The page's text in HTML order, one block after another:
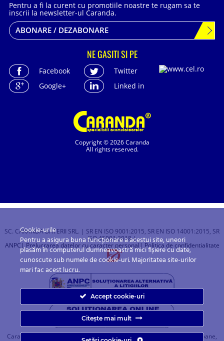
Copyright © 2026 Caranda
All rights reserved.
Pentru a fi la curent cu promotiile noastre te rugam sa te
inscrii la newsletter-ul Caranda.
ABONARE / DEZABONARE
NE GASITI SI PE
Facebook
Twitter
Google+
Linked in
SC. CARANDA BATERII SRL. | SR EN ISO 9001:2015, SR EN ISO 14001:2015, SR
ISO 45001:2018 |
ANPC | Prelucrarea datelor cu caracter personal| Politica de confidentialitate
Caranda.ro este un magazin online cu baterii pentru automobile, camioane,
Cookie-urile
Pentru a asigura buna funcționare a acestui site, uneori
plasăm în computerul dumneavoastră mici fișiere cu date,
cunoscute sub numele de cookie-uri. Majoritatea site-urilor
mari fac acest lucru.
Accept cookie-uri
Citește mai mult